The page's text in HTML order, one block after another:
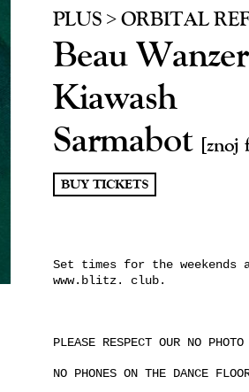
PLUS > ORBITAL
Beau Wanzer
Kiawash
Sarmabot [znoj
BUY TICKETS
Set times for the weekends
www.blitz. club.
PLEASE RESPECT OUR NO
NO PHONES ON THE DANCE